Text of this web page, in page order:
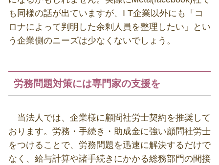
も同様の話が出ていますが、 I T企業以外にも「コ
ロナによって判明した余剰人員を整理したい」とい
う企業側のニーズは少なくないでしょう。
労務問題対策には専門家の支援を
当法人では、企業様に顧問社労士契約を推奨して
おります。労務・手続き・助成金に強い顧問社労士
をつけることで、労務問題を迅速に解決するだけで
なく、給与計算や諸手続きにかかる総務部門の間接